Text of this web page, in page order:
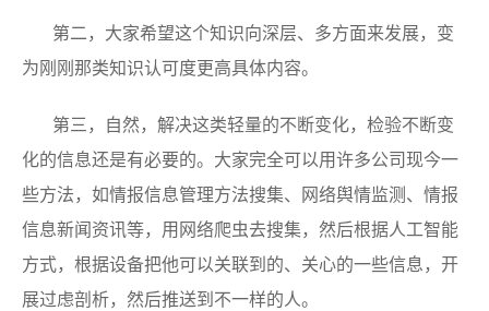
第二，大家希望这个知识向深层、多方面来发展，变
为刚刚那类知识认可度更高具体内容。
第三，自然，解决这类轻量的不断变化，检验不断变
化的信息还是有必要的。大家完全可以用许多公司现今一
些方法，如情报信息管理方法搜集、网络舆情监测、情报
信息新闻资讯等，用网络爬虫去搜集，然后根据人工智能
方式，根据设备把他可以关联到的、关心的一些信息，开
展过虑剖析，然后推送到不一样的人。